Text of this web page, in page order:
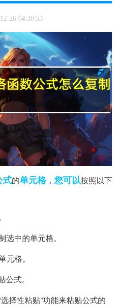
26 04:30:53
式的单元格， 您可以按照以下
选中的单元格。
格。
式。
择性粘贴”功能来粘贴公式的